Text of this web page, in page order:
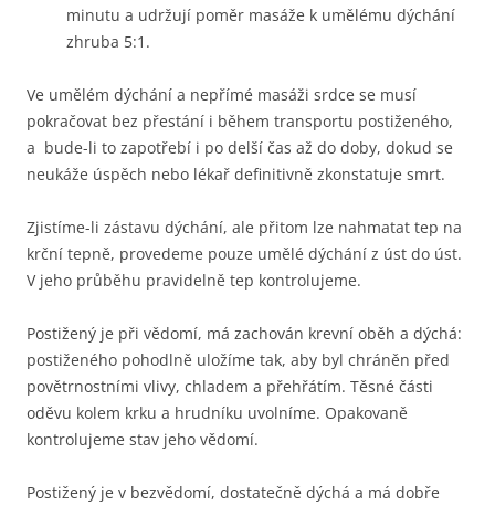
minutu a udržují poměr masáže k umělému dýchání
zhruba 5:1.
Ve umělém dýchání a nepřímé masáži srdce se musí
pokračovat bez přestání i během transportu postiženého,
a bude-li to zapotřebí i po delší čas až do doby, dokud se
neukáže úspěch nebo lékař definitivně zkonstatuje smrt.
Zjistíme-li zástavu dýchání, ale přitom lze nahmatat tep na
krční tepně, provedeme pouze umělé dýchání z úst do úst.
V jeho průběhu pravidelně tep kontrolujeme.
Postižený je při vědomí, má zachován krevní oběh a dýchá:
postiženého pohodlně uložíme tak, aby byl chráněn před
povětrnostními vlivy, chladem a přehřátím. Těsné části
oděvu kolem krku a hrudníku uvolníme. Opakovaně
kontrolujeme stav jeho vědomí.
Postižený je v bezvědomí, dostatečně dýchá a má dobře